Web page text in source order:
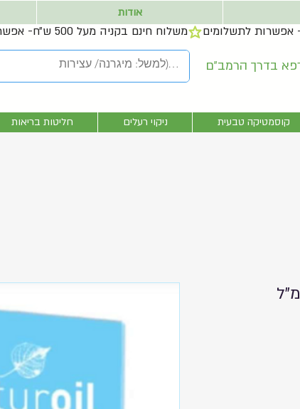
אודות
קוסמטיקה טבעית ניקוי רעלים חליטות בריאות